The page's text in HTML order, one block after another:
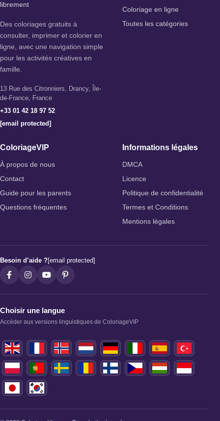
librement
Des coloriages gratuits à
consulter, imprimer et colorier en
ligne, avec une navigation simple
pour les activités créatives en
famille.
13 Rue des Citronniers, Drancy, Île-
de-France, France
+33 01 42 18 97 52
[email protected]
Coloriage en ligne
Toutes les catégories
ColoriageVIP
À propos de nous
Contact
Guide pour les parents
Questions fréquentes
Informations légales
DMCA
Licence
Politique de confidentialité
Termes et Conditions
Mentions légales
Besoin d’aide ?[email protected]
Choisir une langue
Accéder aux versions linguistiques de ColoriageVIP